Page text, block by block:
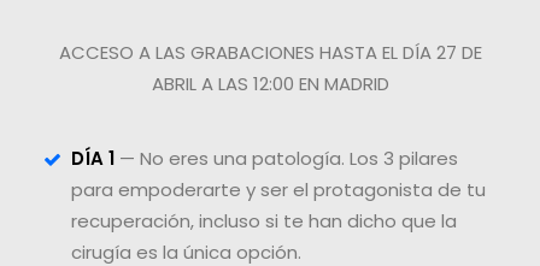
ACCESO A LAS GRABACIONES HASTA EL DÍA 27 DE
ABRIL A LAS 12:00 EN MADRID
DÍA 1 — No eres una patología. Los 3 pilares
para empoderarte y ser el protagonista de tu
recuperación, incluso si te han dicho que la
cirugía es la única opción.